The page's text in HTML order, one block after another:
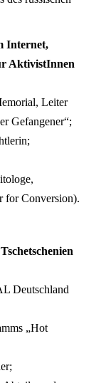
Internet,
AktivistInnen
Leiter
Gefangener“;
for Conversion).
Deutschland
„Hot